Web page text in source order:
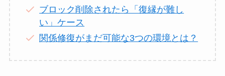
ブロック削除されたら「復縁が難し
い」ケース
関係修復がまだ可能な3つの環境とは？